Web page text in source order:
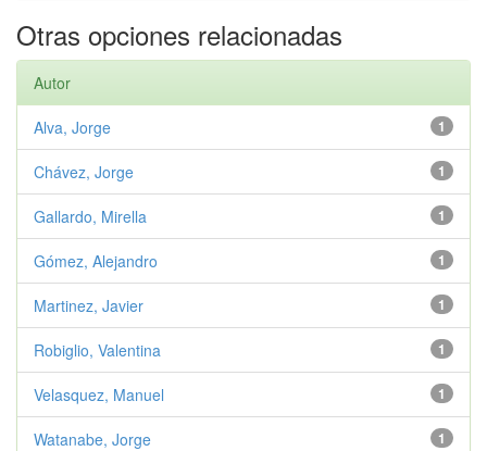
Otras opciones relacionadas
Autor
1
Alva, Jorge
1
Chávez, Jorge
1
Gallardo, Mirella
1
Gómez, Alejandro
1
Martinez, Javier
1
Robiglio, Valentina
1
Velasquez, Manuel
1
Watanabe, Jorge